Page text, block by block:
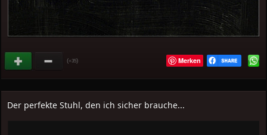
(+35) Merken
Der perfekte Stuhl, den ich sicher brauche...